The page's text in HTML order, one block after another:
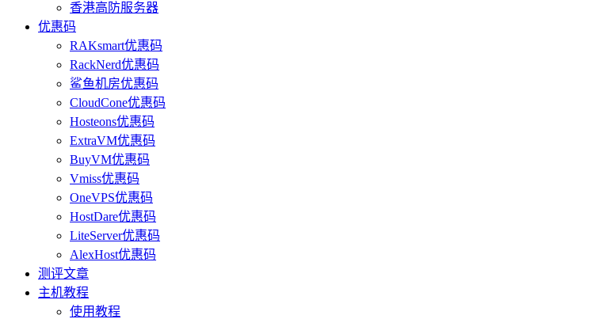
香港高防服务器
优惠码
RAKsmart优惠码
RackNerd优惠码
鲨鱼机房优惠码
CloudCone优惠码
Hosteons优惠码
ExtraVM优惠码
BuyVM优惠码
Vmiss优惠码
OneVPS优惠码
HostDare优惠码
LiteServer优惠码
AlexHost优惠码
测评文章
主机教程
使用教程